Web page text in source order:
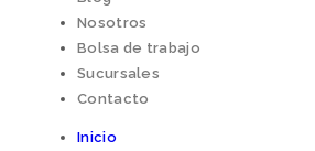
Nosotros
Bolsa de trabajo
Sucursales
Contacto
Inicio